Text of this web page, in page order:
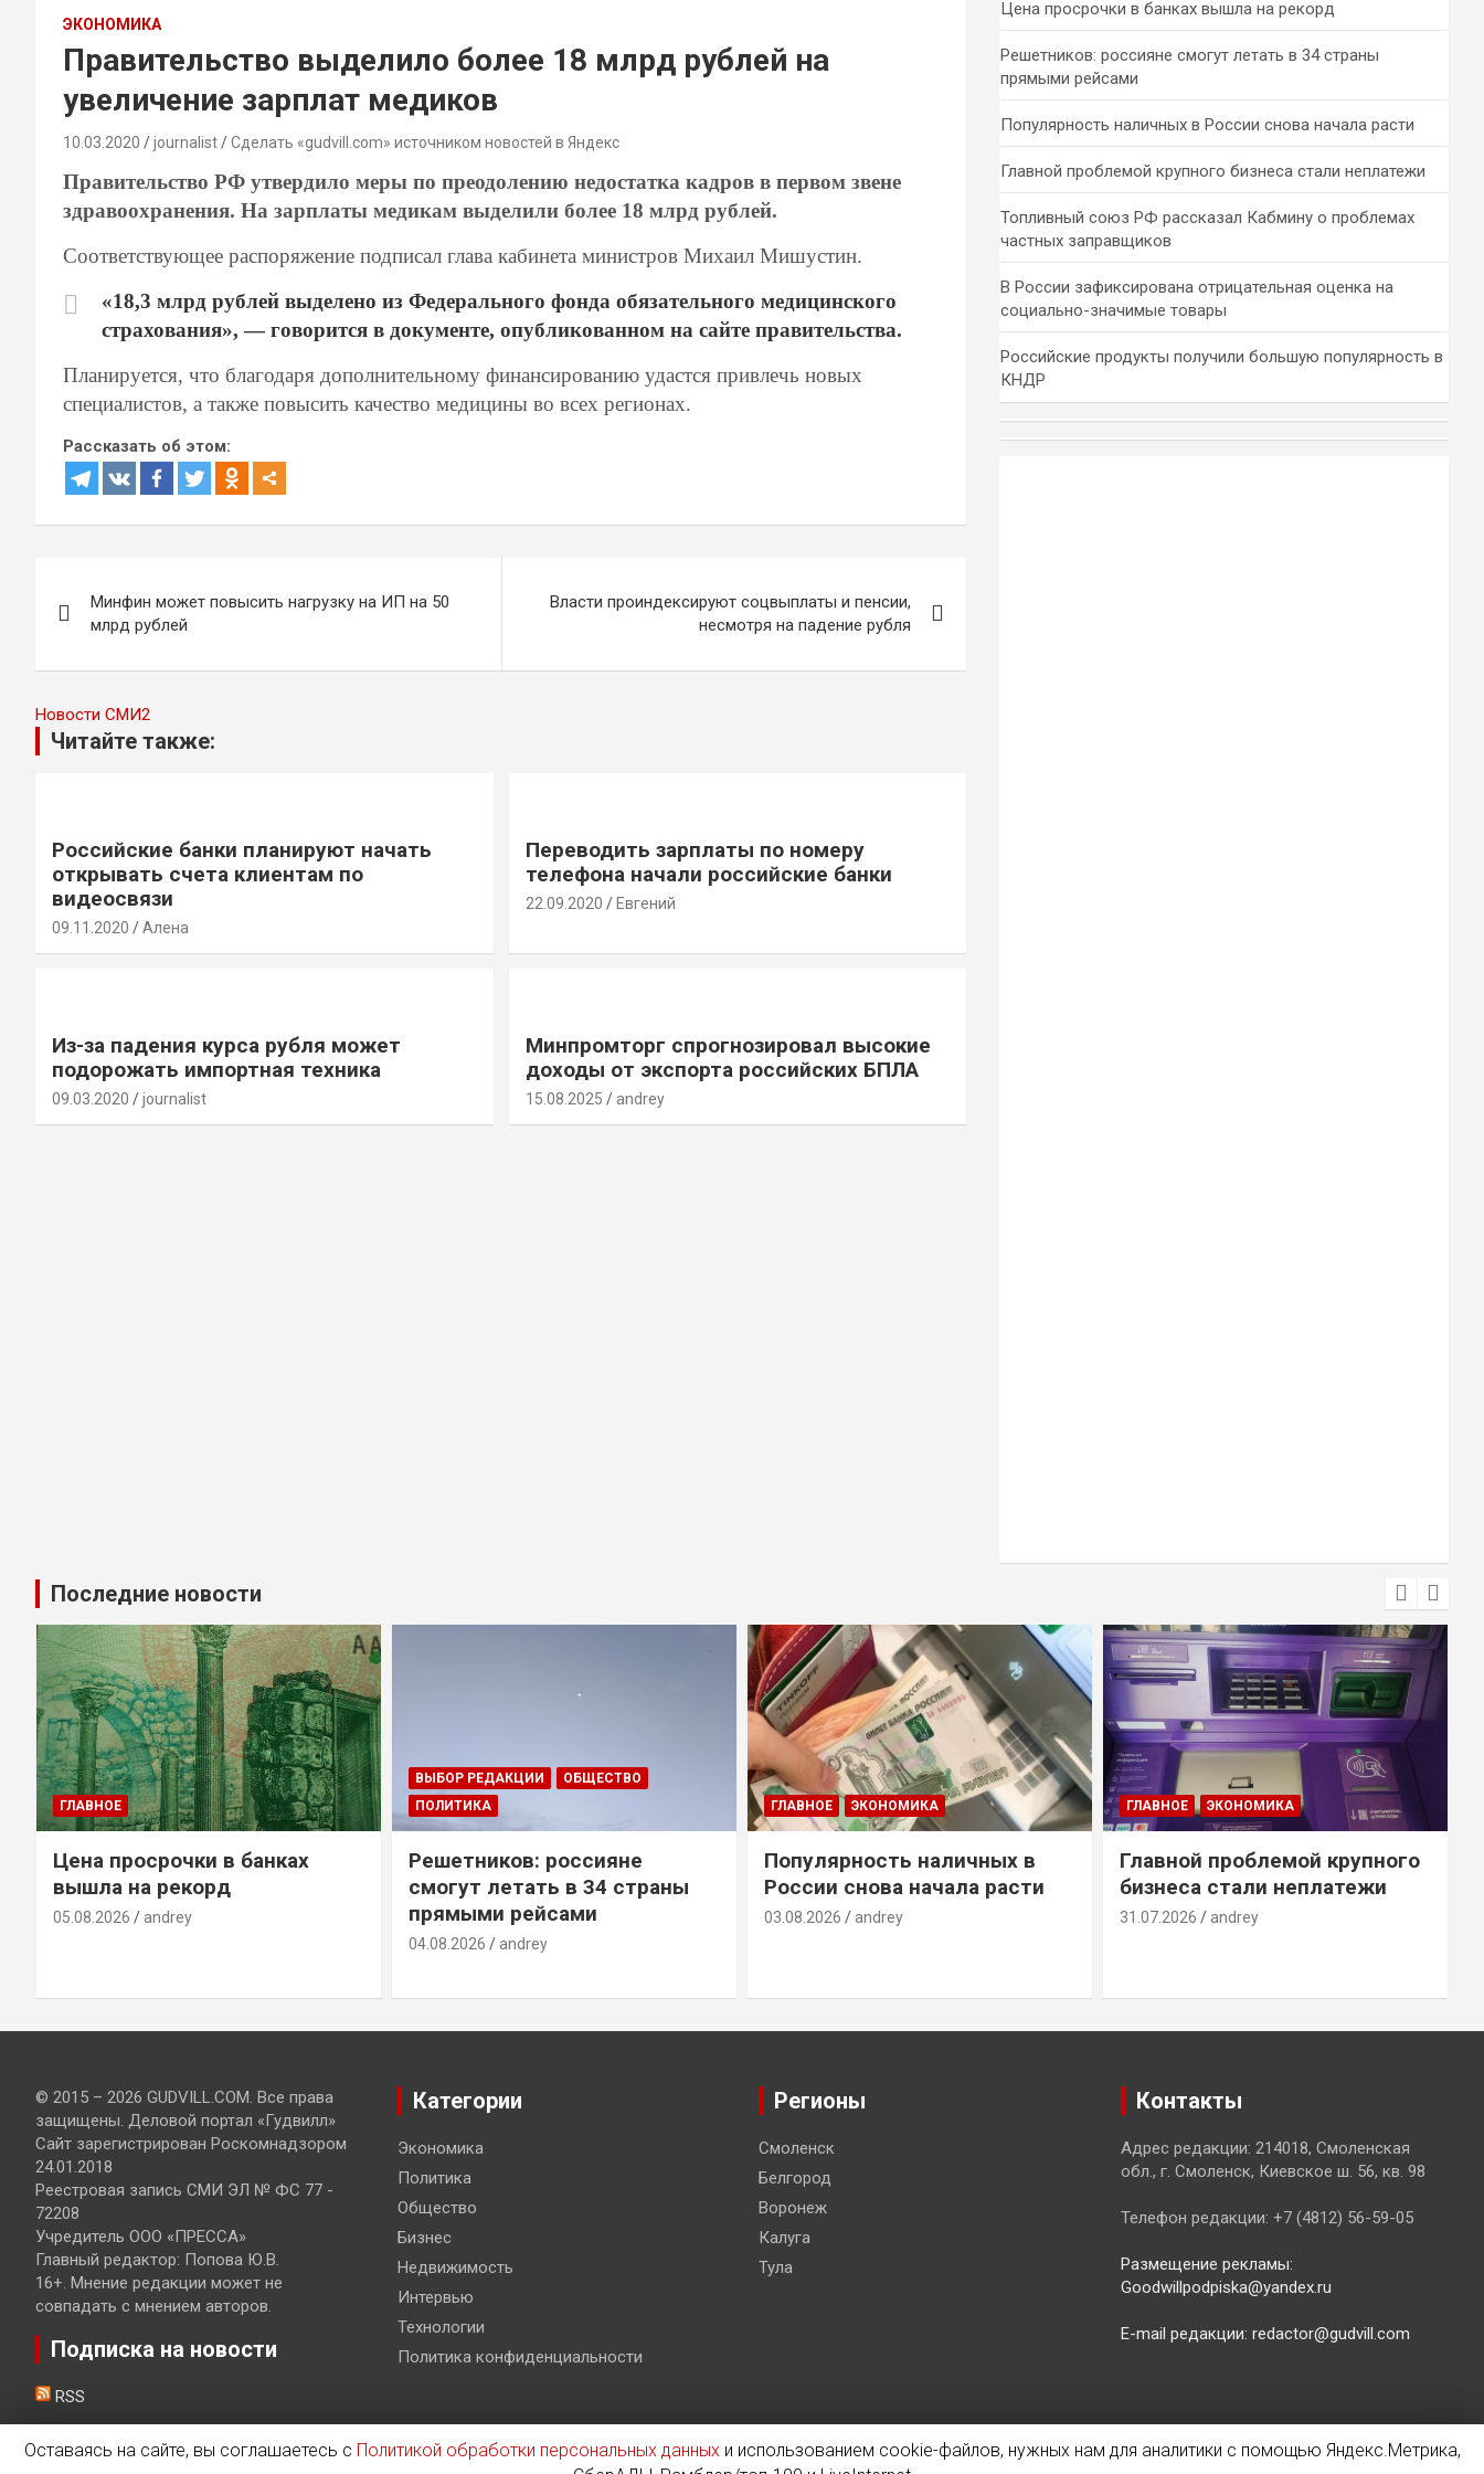
ЭКОНОМИКА
Правительство выделило более 18 млрд рублей на
увеличение зарплат медиков
10.03.2020 journalist Сделать «gudvill.com» источником новостей в Яндекс
Правительство РФ утвердило меры по преодолению недостатка кадров в первом звене
здравоохранения. На зарплаты медикам выделили более 18 млрд рублей.
Соответствующее распоряжение подписал глава кабинета министров Михаил Мишустин.
«18,3 млрд рублей выделено из Федерального фонда обязательного медицинского
страхования», — говорится в документе, опубликованном на сайте правительства.
Планируется, что благодаря дополнительному финансированию удастся привлечь новых
специалистов, а также повысить качество медицины во всех регионах.
Рассказать об этом:
по
записям
Минфин может повысить нагрузку на ИП на 50
млрд рублей
Власти проиндексируют соцвыплаты и пенсии,
несмотря на падение рубля
Новости СМИ2
Читайте также:
Российские банки планируют начать
открывать счета клиентам по
видеосвязи
09.11.2020 Алена
Переводить зарплаты по номеру
телефона начали российские банки
22.09.2020 Евгений
Из-за падения курса рубля может
подорожать импортная техника
09.03.2020 journalist
Минпромторг спрогнозировал высокие
доходы от экспорта российских БПЛА
15.08.2025 andrey
Цена просрочки в банках вышла на рекорд
Решетников: россияне смогут летать в 34 страны
прямыми рейсами
Популярность наличных в России снова начала расти
Главной проблемой крупного бизнеса стали неплатежи
Топливный союз РФ рассказал Кабмину о проблемах
частных заправщиков
В России зафиксирована отрицательная оценка на
социально-значимые товары
Российские продукты получили большую популярность в
КНДР
Последние новости
ГЛАВНОЕ
Цена просрочки в банках
вышла на рекорд
05.08.2026 andrey
ВЫБОР РЕДАКЦИИ
ОБЩЕСТВО
ПОЛИТИКА
Решетников: россияне
смогут летать в 34 страны
прямыми рейсами
04.08.2026 andrey
ГЛАВНОЕ ЭКОНОМИКА
Популярность наличных в
России снова начала расти
03.08.2026 andrey
ГЛАВНОЕ ЭКОНОМИКА
Главной проблемой крупного
бизнеса стали неплатежи
31.07.2026 andrey
© 2015 – 2026 GUDVILL.COM. Все права
защищены. Деловой портал «Гудвилл»
Сайт зарегистрирован Роскомнадзором
24.01.2018
Реестровая запись СМИ ЭЛ № ФС 77 -
72208
Учредитель ООО «ПРЕССА»
Главный редактор: Попова Ю.В.
16+. Мнение редакции может не
совпадать с мнением авторов.
Подписка на новости
RSS
Категории
Экономика
Политика
Общество
Бизнес
Недвижимость
Интервью
Технологии
Политика конфиденциальности
Регионы
Смоленск
Белгород
Воронеж
Калуга
Тула
Контакты
Адрес редакции: 214018, Смоленская
обл., г. Смоленск, Киевское ш. 56, кв. 98
Телефон редакции: +7 (4812) 56-59-05
Размещение рекламы:
Goodwillpodpiska@yandex.ru
E-mail редакции: redactor@gudvill.com
Оставаясь на сайте, вы соглашаетесь с Политикой обработки персональных данныхи использованием cookie-файлов, нужных нам для аналитики с помощью Яндекс.Метрика,